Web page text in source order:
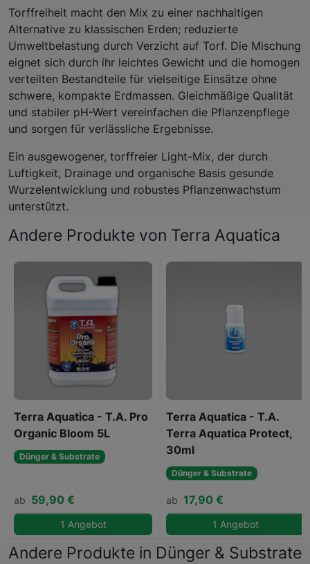
Torffreiheit macht den Mix zu einer nachhaltigen
Alternative zu klassischen Erden; reduzierte
Umweltbelastung durch Verzicht auf Torf. Die Mischung
eignet sich durch ihr leichtes Gewicht und die homogen
verteilten Bestandteile für vielseitige Einsätze ohne
schwere, kompakte Erdmassen. Gleichmäßige Qualität
und stabiler pH-Wert vereinfachen die Pflanzenpflege
und sorgen für verlässliche Ergebnisse.
Ein ausgewogener, torffreier Light-Mix, der durch
Luftigkeit, Drainage und organische Basis gesunde
Wurzelentwicklung und robustes Pflanzenwachstum
unterstützt.
Andere Produkte von Terra Aquatica
Terra Aquatica - T.A. Pro
Organic Bloom 5L
Dünger & Substrate
ab 59,90 €
1 Angebot
Terra Aquatica - T.A.
Terra Aquatica Protect,
30ml
Dünger & Substrate
ab 17,90 €
1 Angebot
Andere Produkte in Dünger & Substrate